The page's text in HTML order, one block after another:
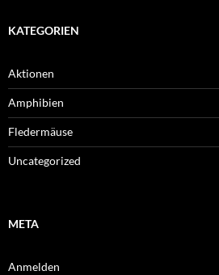
KATEGORIEN
Aktionen
Amphibien
Fledermäuse
Uncategorized
META
Anmelden